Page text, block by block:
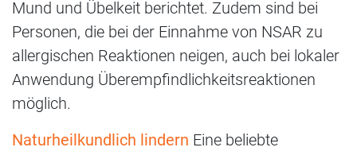
Mund und Übelkeit berichtet. Zudem sind bei
Personen, die bei der Einnahme von NSAR zu
allergischen Reaktionen neigen, auch bei lokaler
Anwendung Überempfindlichkeitsreaktionen
möglich.
Naturheilkundlich lindern Eine beliebte